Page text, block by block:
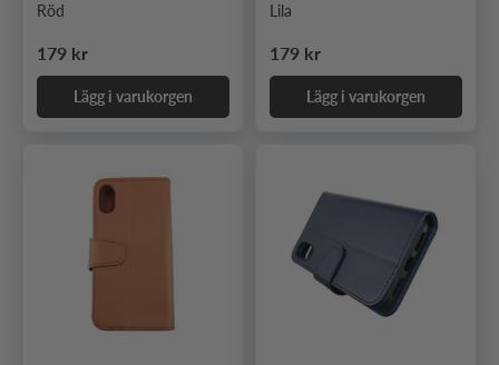
Röd
Ordinarie pris
179 kr
Lägg i varukorgen
Lila
Ordinarie pris
179 kr
Lägg i varukorgen